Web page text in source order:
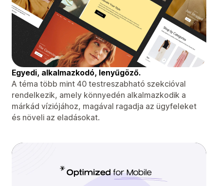
Egyedi, alkalmazkodó, lenyűgöző.
A téma több mint 40 testreszabható szekcióval
rendelkezik, amely könnyedén alkalmazkodik a
márkád víziójához, magával ragadja az ügyfeleket
és növeli az eladásokat.